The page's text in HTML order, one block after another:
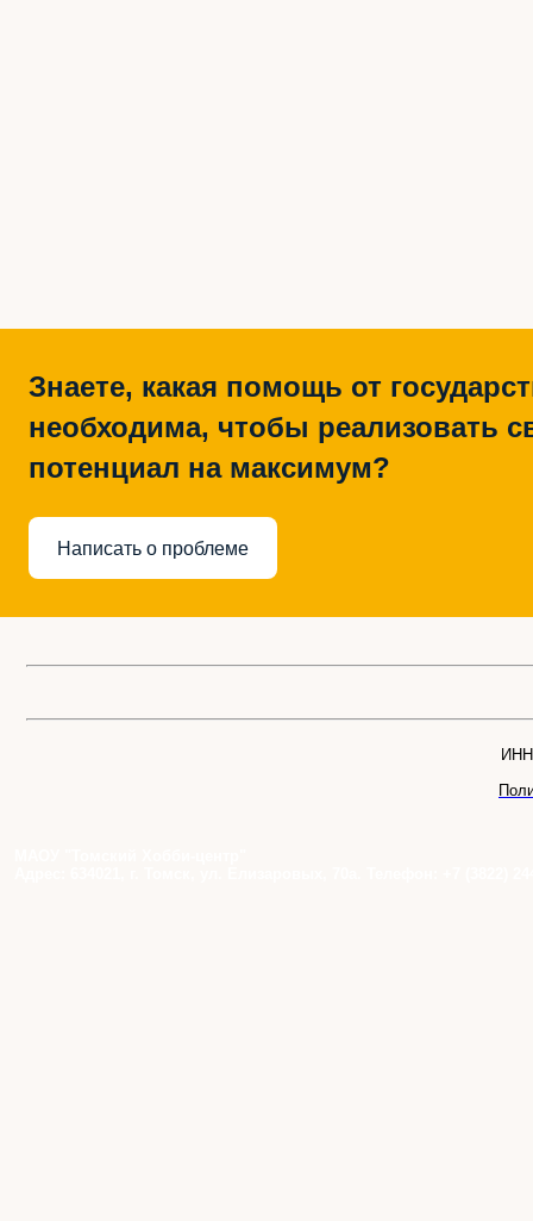
Знаете, какая помощь от
необходима, чтобы реализовать
потенциал на максимум?
Написать о проблеме